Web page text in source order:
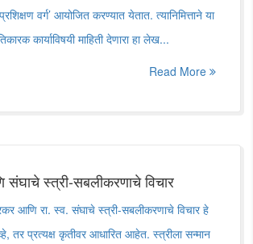
वर्ग’ आयोजित करण्यात येतात. त्यानिमित्ताने या
कार्याविषयी माहिती देणारा हा लेख...
Read More
स्त्री-सबलीकरणाचे विचार
आणि रा. स्व. संघाचे स्त्री-सबलीकरणाचे विचार हे
तर प्रत्यक्ष कृतीवर आधारित आहेत. स्त्रीला सन्मान